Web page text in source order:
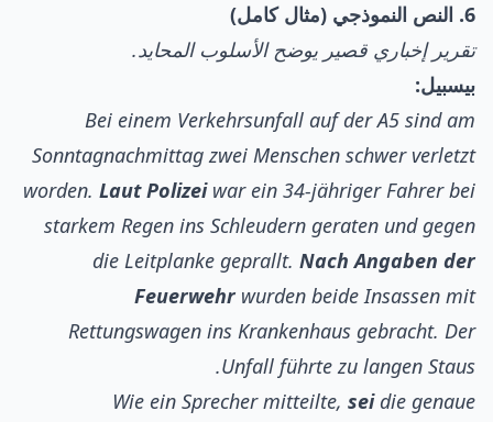
6. النص النموذجي (مثال كامل)
تقرير إخباري قصير يوضح الأسلوب المحايد.
بيسبيل:
Bei einem Verkehrsunfall auf der A5 sind am
Sonntagnachmittag zwei Menschen schwer verletzt
worden. Laut Polizei war ein 34-jähriger Fahrer bei
starkem Regen ins Schleudern geraten und gegen
die Leitplanke geprallt. Nach Angaben der
Feuerwehr wurden beide Insassen mit
Rettungswagen ins Krankenhaus gebracht. Der
Unfall führte zu langen Staus.
Wie ein Sprecher mitteilte, sei die genaue